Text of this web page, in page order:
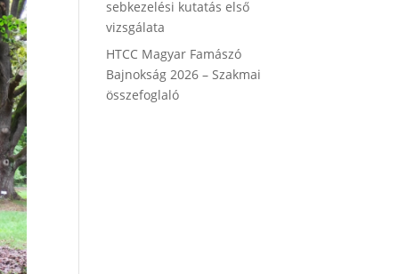
sebkezelési kutatás első
vizsgálata
HTCC Magyar Famászó
Bajnokság 2026 – Szakmai
összefoglaló